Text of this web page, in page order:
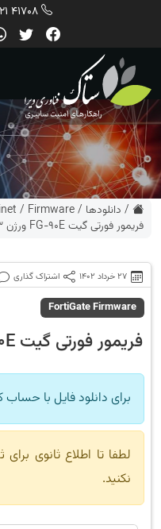
41708 021
/ دانلودها /
Firmware
/
فریمور فورتی گیت FG-90E ورژن 6.4.13
27 خرداد 1402 اشتراک گذاری
FortiGate Firmware
فریمور فورتی گیت FG-90E ورژن 6.4.13
برای دانلود فایل با حساب
نکنید.